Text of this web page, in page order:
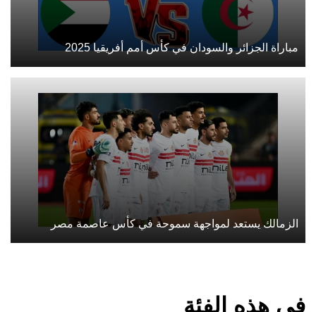
مباراة الجزائر والسودان في كأس أمم أفريقيا 2025
الزمالك يستعد لمواجهة سموحة في كأس عاصمة مصر
في هذه الفئة